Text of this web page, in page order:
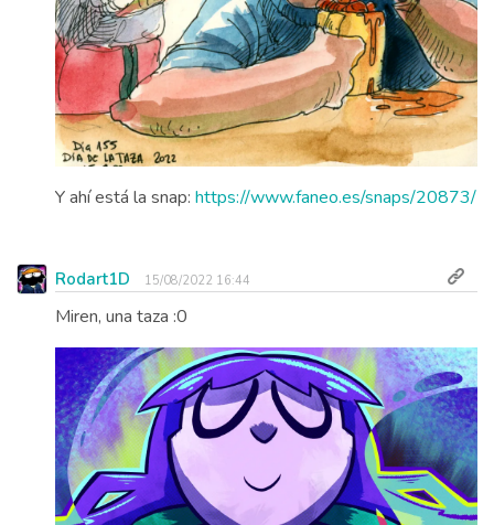
Y ahí está la snap: https://www.faneo.es/snaps/20873/
Rodart1D 15/08/2022 16:44
Miren, una taza :0